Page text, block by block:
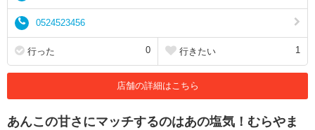
0524523456
行った 0 行きたい 1
店舗の詳細はこちら
あんこの甘さにマッチするのはあの塩気！むらやま